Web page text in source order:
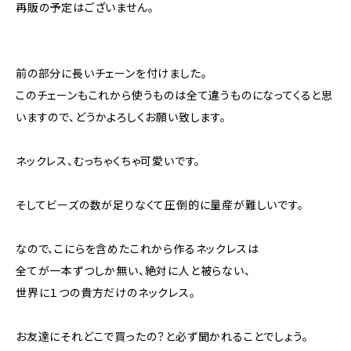
再販の予定はございません。
前の部分に長いチェーンを付けました。
このチェーンもこれから使うものは全て違うものになってくると思
いますので、どうかよろしくお願い致します。
ネックレス、むっちゃくちゃ可愛いです。
そしてビーズの数が足りなくて圧倒的に量産が難しいです。
なので、こにらを含めたこれから作るネックレスは
全てが一本ずつしか無い、絶対に人と被らない、
世界に１つの貴方だけのネックレス。
お友達にそれどこで買ったの？と必ず聞かれることでしょう。